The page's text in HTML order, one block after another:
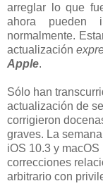
arreglar lo que
ahora
normalmente.
actualización
Apple.
Sólo han
actualización de
corrigieron
graves. La
iOS 10.3 y
correcciones
arbitrario con